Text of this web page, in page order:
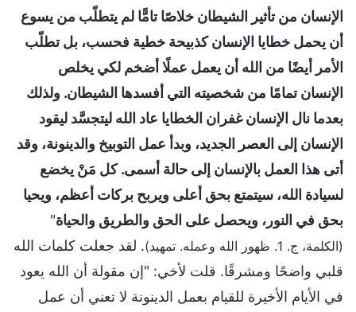
الإنسان من تأثير الشيطان خلاصًا تامًّا لم يتطلّب من يسوع
أن يحمل خطايا الإنسان كذبيحة خطية فحسب، بل تطلّب
الأمر أيضًا من الله أن يعمل عملًا أضخم لكي يخلص
الإنسان تمامًا من شخصيته التي أفسدها الشيطان. ولذلك
بعدما نال الإنسان غفران الخطايا عاد الله ليتجسَّد ليقود
الإنسان إلى العصر الجديد، وبدأ عمل التوبيخ والدينونة، وقد
أتى هذا العمل بالإنسان إلى حالة أسمى. كل مَنْ يخضع
لسيادة الله، سيتمتع بحق أعلى ويربح بركات أعظم، ويحيا
بحق في النور، ويحصل على الحق والطريق والحياة"
(الكلمة، ج. 1. ظهور الله وعمله. تمهيد)
. لقد جعلت كلمات الله
قلبي واضحًا ومشرقًا. قلت لأخي: "إن مقولة أن الله يعود
في الأيام الأخيرة للقيام بعمل الدينونة لا تعني أن عمل